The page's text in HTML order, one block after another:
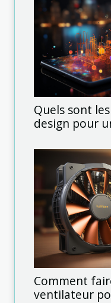
Quels sont
design pour
Comment
ventilateur